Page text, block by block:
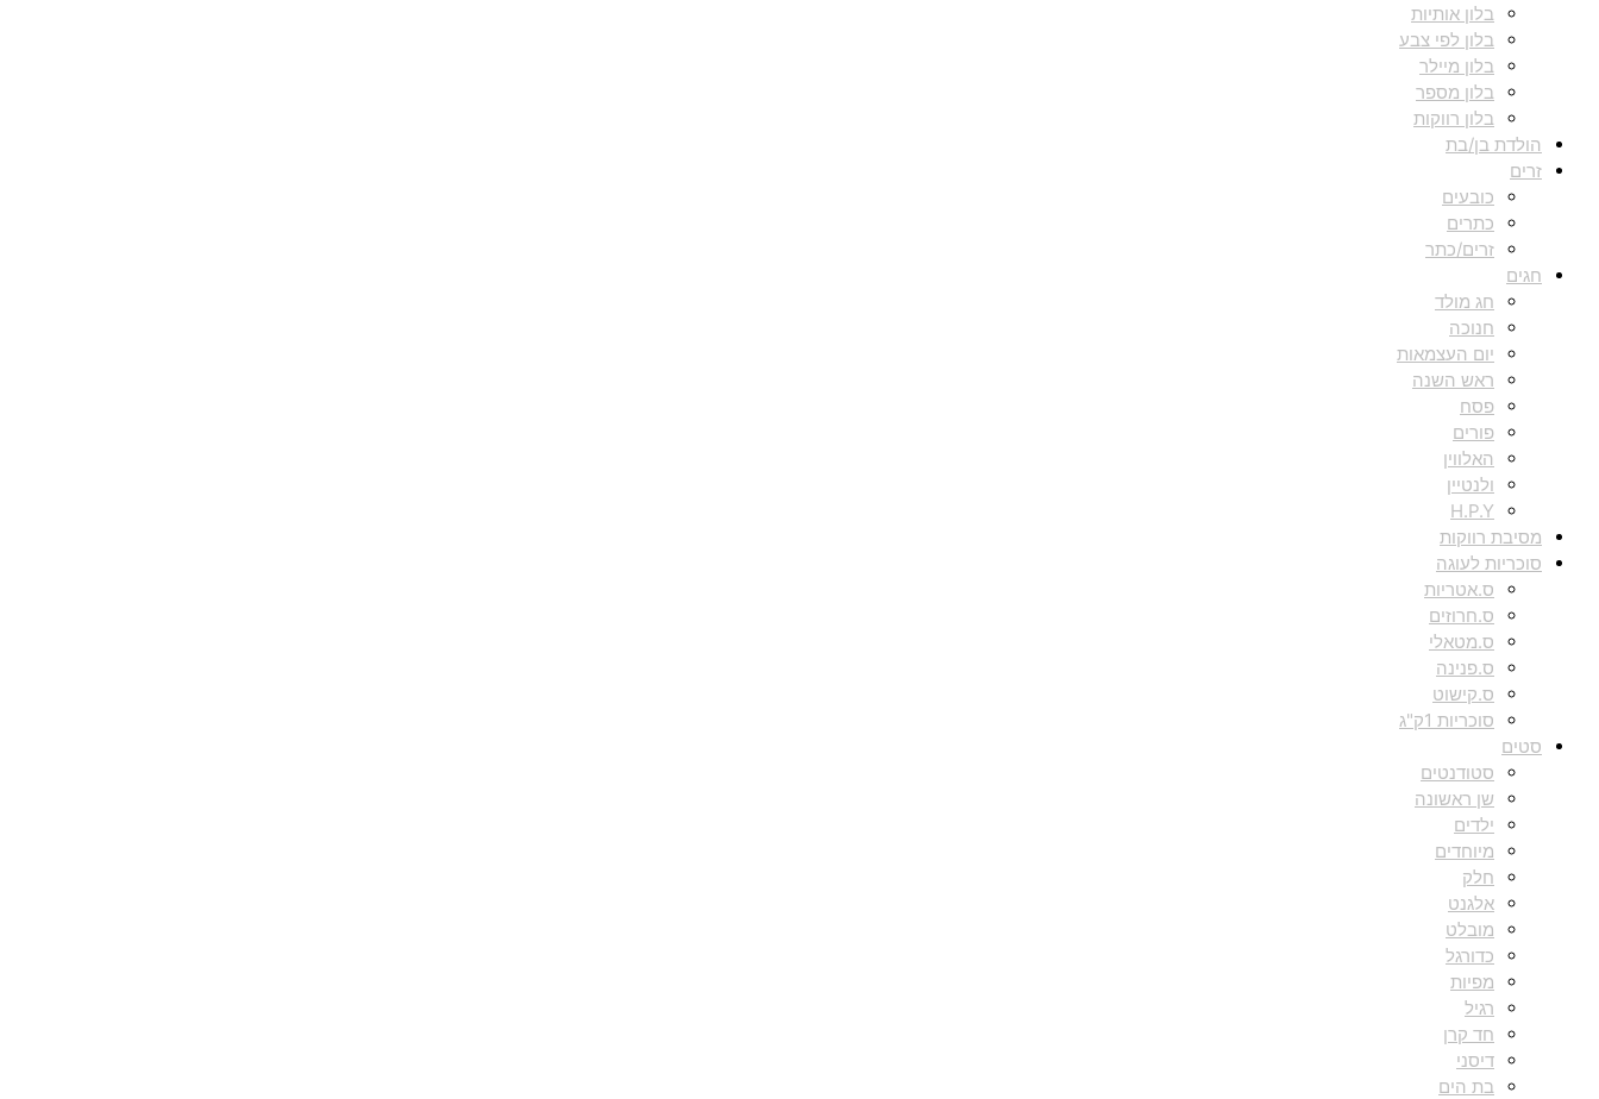
בלון אותיות
בלון לפי צבע
בלון מיילר
בלון מספר
בלון רווקות
הולדת בן/בת
זרים
כובעים
כתרים
זרים/כתר
חגים
חג מולד
חנוכה
יום העצמאות
ראש השנה
פסח
פורים
האלווין
ולנטיין
H.P.Y
מסיבת רווקות
סוכריות לעוגה
ס.אטריות
ס.חרוזים
ס.מטאלי
ס.פנינה
ס.קישוט
סוכריות 1ק"ג
סטים
סטודנטים
שן ראשונה
ילדים
מיוחדים
חלק
אלגנט
מובלט
כדורגל
מפיות
רגיל
חד קרן
דיסני
בת הים